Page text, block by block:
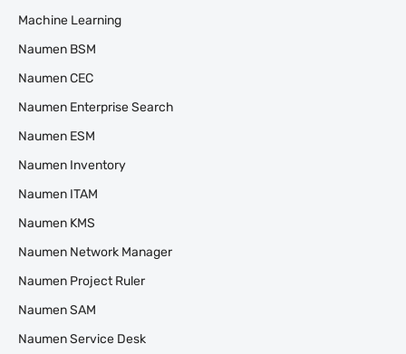
Machine Learning
Naumen BSM
Naumen CEC
Naumen Enterprise Search
Naumen ESM
Naumen Inventory
Naumen ITAM
Naumen KMS
Naumen Network Manager
Naumen Project Ruler
Naumen SAM
Naumen Service Desk